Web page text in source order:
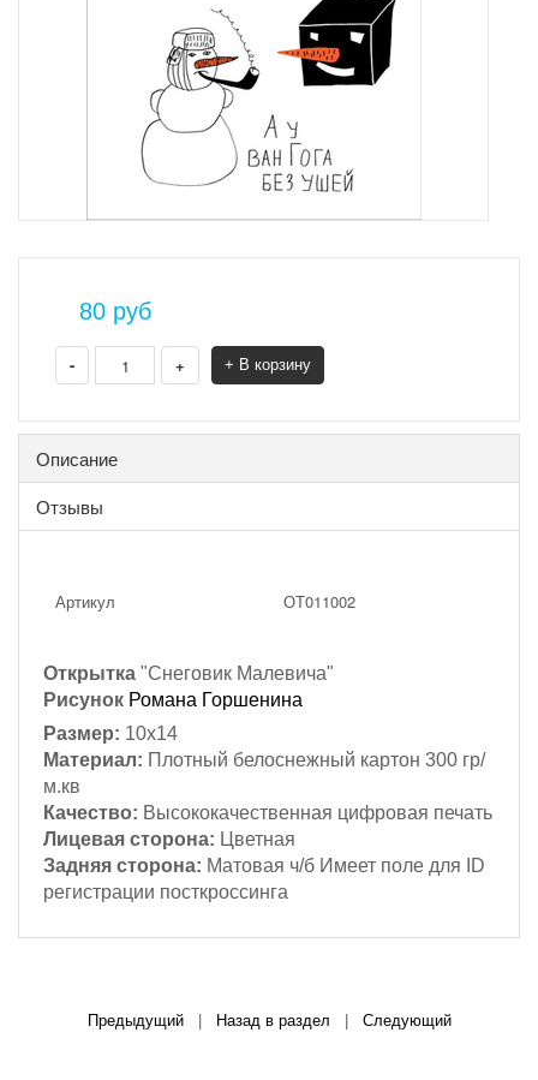
80 руб
- + + В корзину
Описание
Отзывы
Артикул ОТ011002
Открытка "Снеговик Малевича"
Рисунок Романа Горшенина
Размер: 10х14
Материал: Плотный белоснежный картон 300 гр/
м.кв
Качество: Высококачественная цифровая печать
Лицевая сторона: Цветная
Задняя сторона: Матовая ч/б Имеет поле для ID
регистрации посткроссинга
Предыдущий| Назад в раздел Следующий